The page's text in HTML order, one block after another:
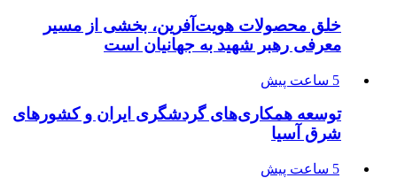
خلق محصولات هویت‌آفرین، بخشی از مسیر
معرفی رهبر شهید به جهانیان است
5 ساعت پیش
توسعه همکاری‌های گردشگری ایران و کشورهای
شرق آسیا
5 ساعت پیش